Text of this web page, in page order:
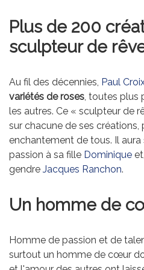
Plus de 200
sculpteur de
Au fil des décennies, Paul
variétés de roses , toutes plus
les autres. Ce « sculpteur de
sur chacune de ses créations,
enchantement de tous. Il
passion à sa fille Dominique
gendre Jacques Ranchon.
Un homme de
Homme de passion et de
surtout un homme de cœur